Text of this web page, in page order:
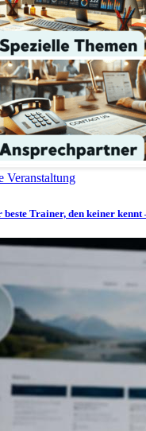
Veranstaltung
beste Trainer, den keiner